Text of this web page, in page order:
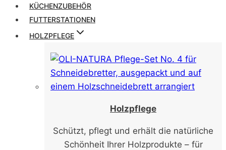
KÜCHENZUBEHÖR
FUTTERSTATIONEN
HOLZPFLEGE
Holzpflege
Schützt, pflegt und erhält die natürliche
Schönheit Ihrer Holzprodukte – für